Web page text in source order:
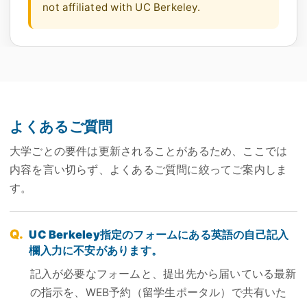
not affiliated with UC Berkeley.
よくあるご質問
大学ごとの要件は更新されることがあるため、ここでは
内容を言い切らず、よくあるご質問に絞ってご案内しま
す。
UC Berkeley指定のフォームにある英語の自己記入
欄入力に不安があります。
記入が必要なフォームと、提出先から届いている最新
の指示を、WEB予約（留学生ポータル）で共有いた